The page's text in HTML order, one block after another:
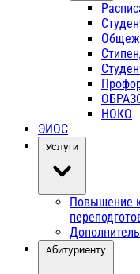
НОКО
ЭИОС
Услуги
Повышение
Абитуриенту